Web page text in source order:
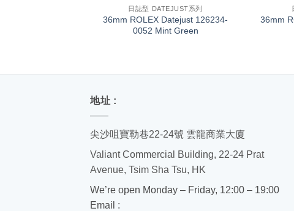
日誌型 DATEJUST系列
36mm ROLEX Datejust 126234-
0052 Mint Green
36mm
地址 :
尖沙咀寶勒巷22-24號 雲龍商業大廈
Valiant Commercial Building, 22-24 Prat
Avenue, Tsim Sha Tsu, HK
We’re open Monday – Friday, 12:00 – 19:00
Email :